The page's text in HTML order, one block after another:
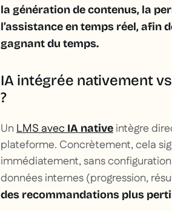
la génération de contenus, la
l’assistance en temps réel,
gagnant du temps.
IA intégrée nativement
?
UnLMS avecIA native intègre
plateforme. Concrètement, cela
immédiatement, sans
données internes (progression,
des recommandations plus